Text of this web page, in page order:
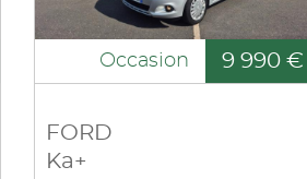
Occasion 9 990 €
FORD
Ka+